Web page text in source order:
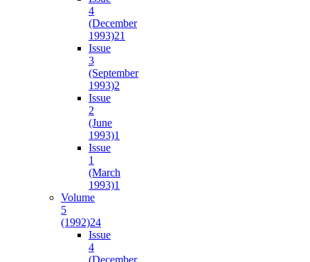
4
(December
1993)21
Issue
3
(September
1993)2
Issue
2
(June
1993)1
Issue
1
(March
1993)1
Volume
5
(1992)24
Issue
4
(December